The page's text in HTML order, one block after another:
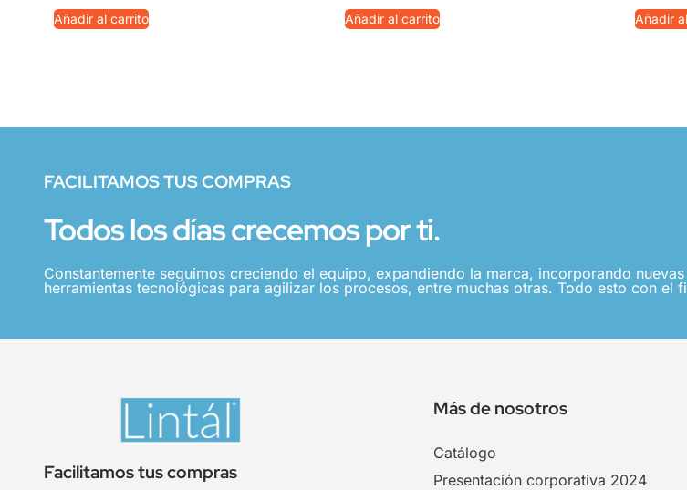
Añadir al carrito Añadir al carrito Añadir
FACILITAMOS TUS COMPRAS
Todos los días crecemos por ti.
Constantemente seguimos creciendo el equipo, expandiendo la marca, incorporando
herramientas tecnológicas para agilizar los procesos, entre muchas otras. Todo esto con
Facilitamos tus compras
Más de nosotros
Catálogo
Presentación corporativa 2024